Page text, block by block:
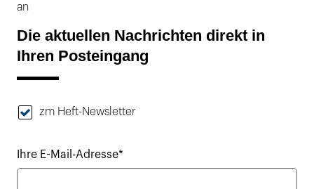
an
Die aktuellen Nachrichten direkt in
Ihren Posteingang
zm Heft-Newsletter
Ihre E-Mail-Adresse*